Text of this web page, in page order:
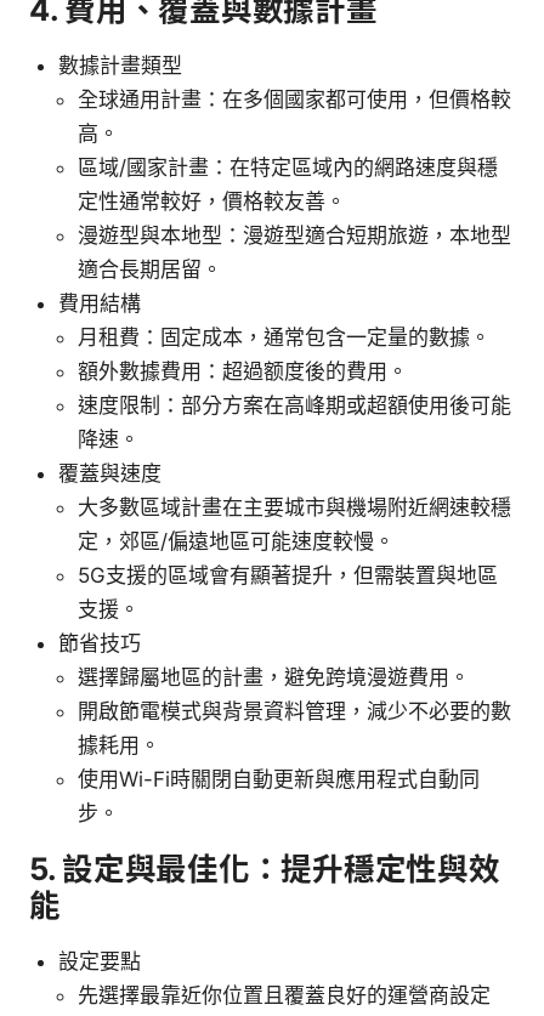
4. 費用、覆蓋與數據計畫
數據計畫類型
全球通用計畫：在多個國家都可使用，但價格較
高。
區域/國家計畫：在特定區域內的網路速度與穩
定性通常較好，價格較友善。
漫遊型與本地型：漫遊型適合短期旅遊，本地型
適合長期居留。
費用結構
月租費：固定成本，通常包含一定量的數據。
額外數據費用：超過额度後的費用。
速度限制：部分方案在高峰期或超額使用後可能
降速。
覆蓋與速度
大多數區域計畫在主要城市與機場附近網速較穩
定，郊區/偏遠地區可能速度較慢。
5G支援的區域會有顯著提升，但需裝置與地區
支援。
節省技巧
選擇歸屬地區的計畫，避免跨境漫遊費用。
開啟節電模式與背景資料管理，減少不必要的數
據耗用。
使用Wi-Fi時關閉自動更新與應用程式自動同
步。
5. 設定與最佳化：提升穩定性與效
能
設定要點
先選擇最靠近你位置且覆蓋良好的運營商設定